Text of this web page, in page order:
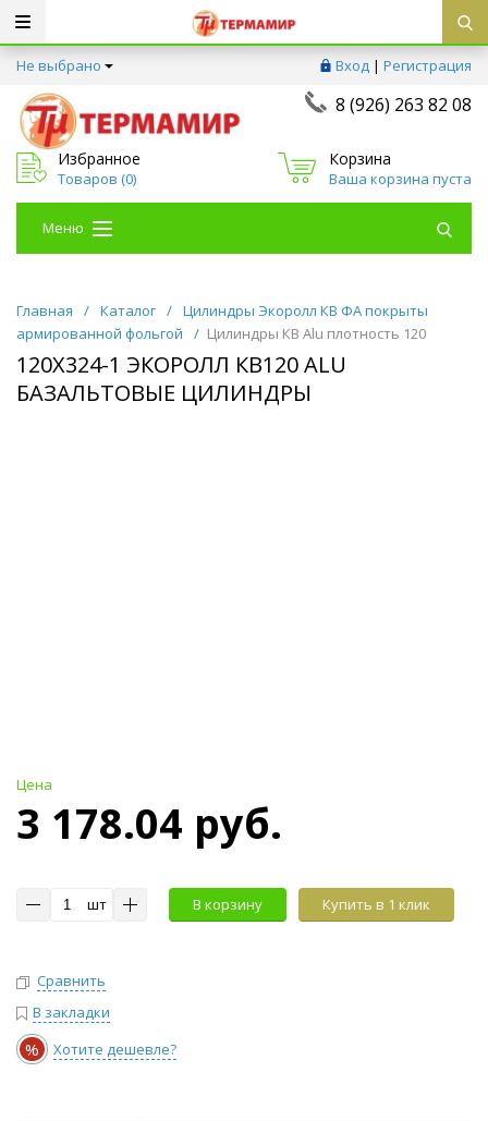
Не выбрано Вход | Регистрация
8 (926) 263 82 08
Избранное
Товаров (0)
Корзина
Ваша корзина пуста
Меню
Главная / Каталог / Цилиндры Экоролл КВ ФА покрыты
армированной фольгой
/ Цилиндры КВ Alu плотность 120
120Х324-1 ЭКОРОЛЛ КВ120 ALU
БАЗАЛЬТОВЫЕ ЦИЛИНДРЫ
Цена
3 178.04 руб.
шт В корзину Купить в 1 клик
Сравнить
В закладки
% Хотите дешевле?